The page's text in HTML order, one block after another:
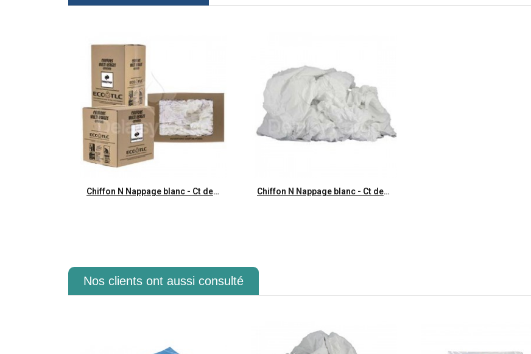
Aperçu rapide Chiffon N Nappage blanc - Ct de 5kg Aperçu rapide Chiffon N Nappage blanc - Ct de 10kg
Nos clients ont aussi consulté